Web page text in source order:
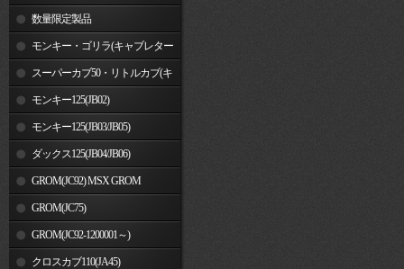
数量限定製品
モンキー・ゴリラ(キャブレター
車) スーパーカブ50・リトルカブ(キ
ャブレター車)
モンキー125(JB02)
モンキー125(JB03/JB05)
ダックス125(JB04/JB06)
GROM(JC92) MSX GROM
GROM(JC75)
GROM(JC92-1200001～)
クロスカブ110(JA45)